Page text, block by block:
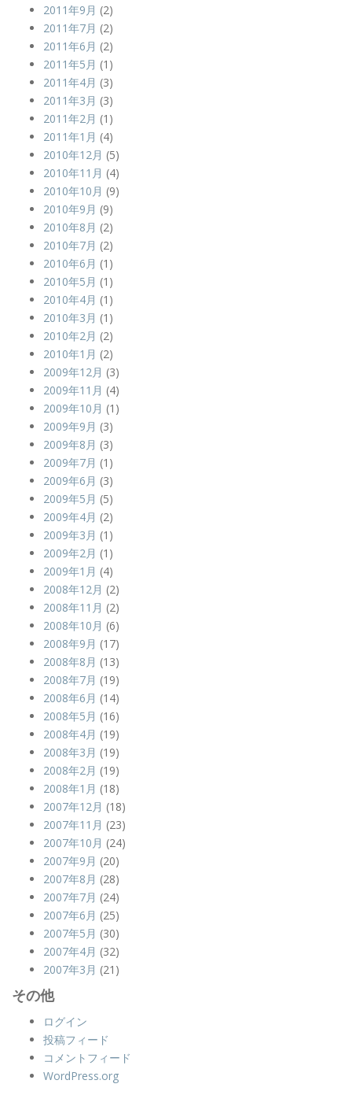
2011年9月 (2)
2011年7月 (2)
2011年6月 (2)
2011年5月 (1)
2011年4月 (3)
2011年3月 (3)
2011年2月 (1)
2011年1月 (4)
2010年12月 (5)
2010年11月 (4)
2010年10月 (9)
2010年9月 (9)
2010年8月 (2)
2010年7月 (2)
2010年6月 (1)
2010年5月 (1)
2010年4月 (1)
2010年3月 (1)
2010年2月 (2)
2010年1月 (2)
2009年12月 (3)
2009年11月 (4)
2009年10月 (1)
2009年9月 (3)
2009年8月 (3)
2009年7月 (1)
2009年6月 (3)
2009年5月 (5)
2009年4月 (2)
2009年3月 (1)
2009年2月 (1)
2009年1月 (4)
2008年12月 (2)
2008年11月 (2)
2008年10月 (6)
2008年9月 (17)
2008年8月 (13)
2008年7月 (19)
2008年6月 (14)
2008年5月 (16)
2008年4月 (19)
2008年3月 (19)
2008年2月 (19)
2008年1月 (18)
2007年12月 (18)
2007年11月 (23)
2007年10月 (24)
2007年9月 (20)
2007年8月 (28)
2007年7月 (24)
2007年6月 (25)
2007年5月 (30)
2007年4月 (32)
2007年3月 (21)
その他
ログイン
投稿フィード
コメントフィード
WordPress.org